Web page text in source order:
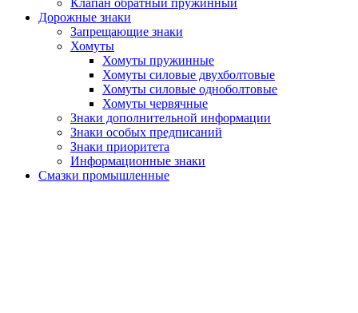
Клапан обратный пружинный
Дорожные знаки
Запрещающие знаки
Хомуты
Хомуты пружинные
Хомуты силовые двухболтовые
Хомуты силовые одноболтовые
Хомуты червячные
Знаки дополнительной информации
Знаки особых предписаний
Знаки приоритета
Информационные знаки
Смазки промышленные